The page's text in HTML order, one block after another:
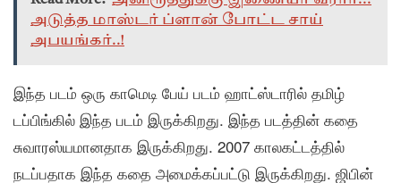
அடுத்த மாஸ்டர் ப்ளான் போட்ட சாய்
அபயங்கர்..!
இந்த படம் ஒரு காமெடி பேய் படம் ஹாட்ஸ்டாரில் தமிழ்
டப்பிங்கில் இந்த படம் இருக்கிறது. இந்த படத்தின் கதை
சுவாரஸ்யமானதாக இருக்கிறது. 2007 காலகட்டத்தில்
நடப்பதாக இந்த கதை அமைக்கப்பட்டு இருக்கிறது. ஜிபின்